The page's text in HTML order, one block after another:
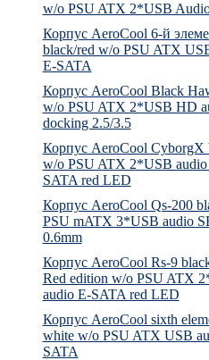
w/o PSU ATX 2*USB
Корпус AeroCool 6-й
black/red w/o PSU ATX
E-SATA
Корпус AeroCool Black
w/o PSU ATX 2*USB HD
docking 2.5/3.5
Корпус AeroCool CyborgX
w/o PSU ATX 2*USB
SATA red LED
Корпус AeroCool Qs-200
PSU mATX 3*USB audio
0.6mm
Корпус AeroCool Rs-9
Red edition w/o PSU ATX
audio E-SATA red LED
Корпус AeroCool sixth
white w/o PSU ATX USB
SATA